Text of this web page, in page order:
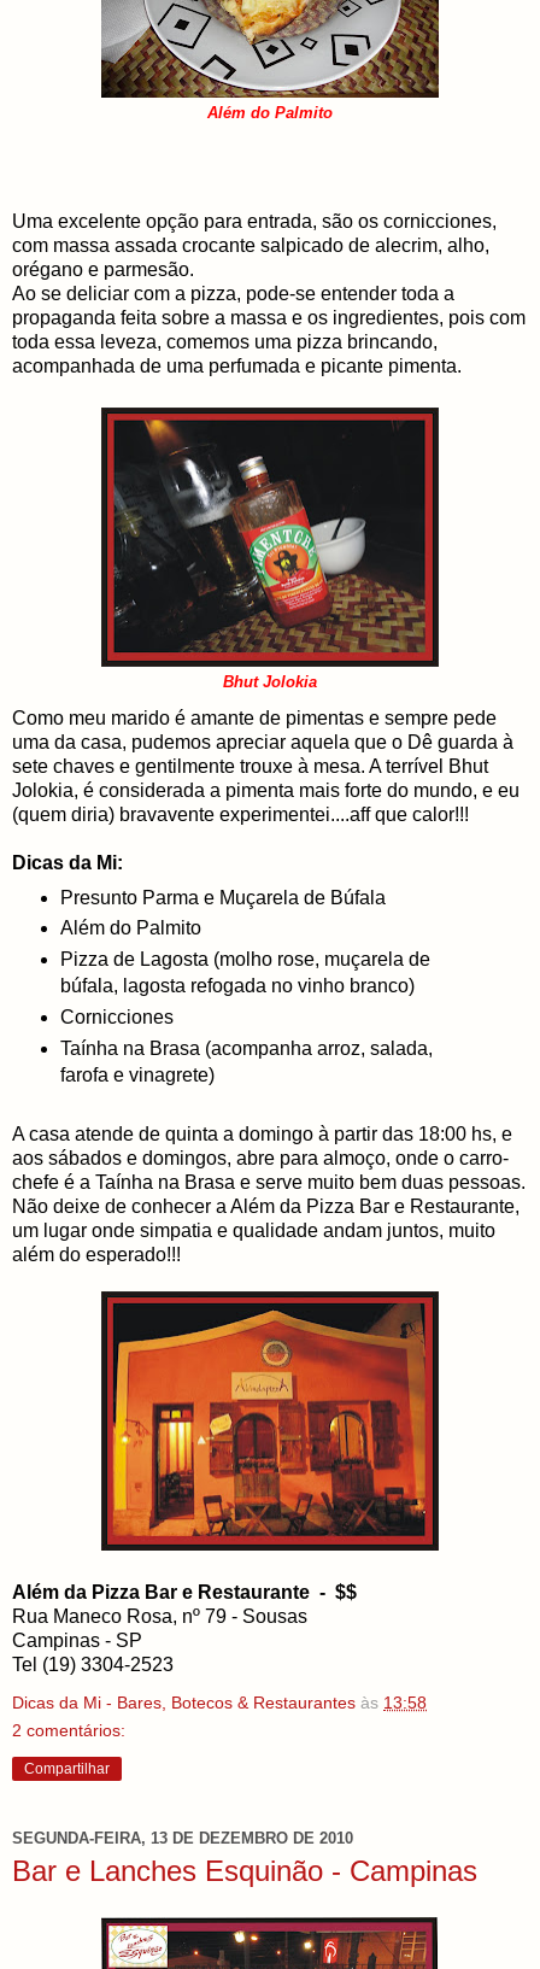
Além do Palmito
Uma excelente opção para entrada, são os cornicciones,
com massa assada crocante salpicado de alecrim, alho,
orégano e parmesão.
Ao se deliciar com a pizza, pode-se entender toda a
propaganda feita sobre a massa e os ingredientes, pois com
toda essa leveza, comemos uma pizza brincando,
acompanhada de uma perfumada e picante pimenta.
Bhut Jolokia
Como meu marido é amante de pimentas e sempre pede
uma da casa, pudemos apreciar aquela que o Dê guarda à
sete chaves e gentilmente trouxe à mesa. A terrível Bhut
Jolokia, é considerada a pimenta mais forte do mundo, e eu
(quem diria) bravavente experimentei....aff que calor!!!
Dicas da Mi:
Presunto Parma e Muçarela de Búfala
Além do Palmito
Pizza de Lagosta (molho rose, muçarela de
búfala, lagosta refogada no vinho branco)
Cornicciones
Taínha na Brasa (acompanha arroz, salada,
farofa e vinagrete)
A casa atende de quinta a domingo à partir das 18:00 hs, e
aos sábados e domingos, abre para almoço, onde o carro-
chefe é a Taínha na Brasa e serve muito bem duas pessoas.
Não deixe de conhecer a Além da Pizza Bar e Restaurante,
um lugar onde simpatia e qualidade andam juntos, muito
além do esperado!!!
Além da Pizza Bar e Restaurante - $$
Rua Maneco Rosa, nº 79 - Sousas
Campinas - SP
Tel (19) 3304-2523
Dicas da Mi - Bares, Botecos & Restaurantes às 13:58
2 comentários:
Compartilhar
SEGUNDA-FEIRA, 13 DE DEZEMBRO DE 2010
Bar e Lanches Esquinão - Campinas